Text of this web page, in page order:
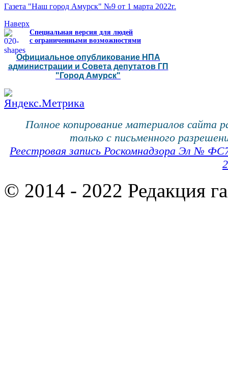
Газета "Наш город Амурск" №9 от 1 марта 2022г.
Наверх
Специальная версия для людей
с ограниченными возможностями
Официальное опубликование НПА
администрации и Совета депутатов ГП
"Город Амурск"
Полное копирование материалов сайта
только с письменного
Реестровая запись Роскомнадзора Эл №
© 2014 - 2022 Редакция